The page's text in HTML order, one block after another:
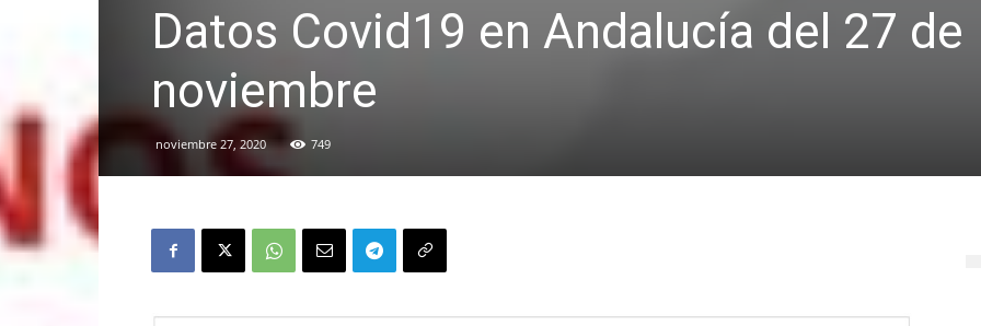
Datos Covid19 en Andalucía del 27 de
noviembre
noviembre 27, 2020 749